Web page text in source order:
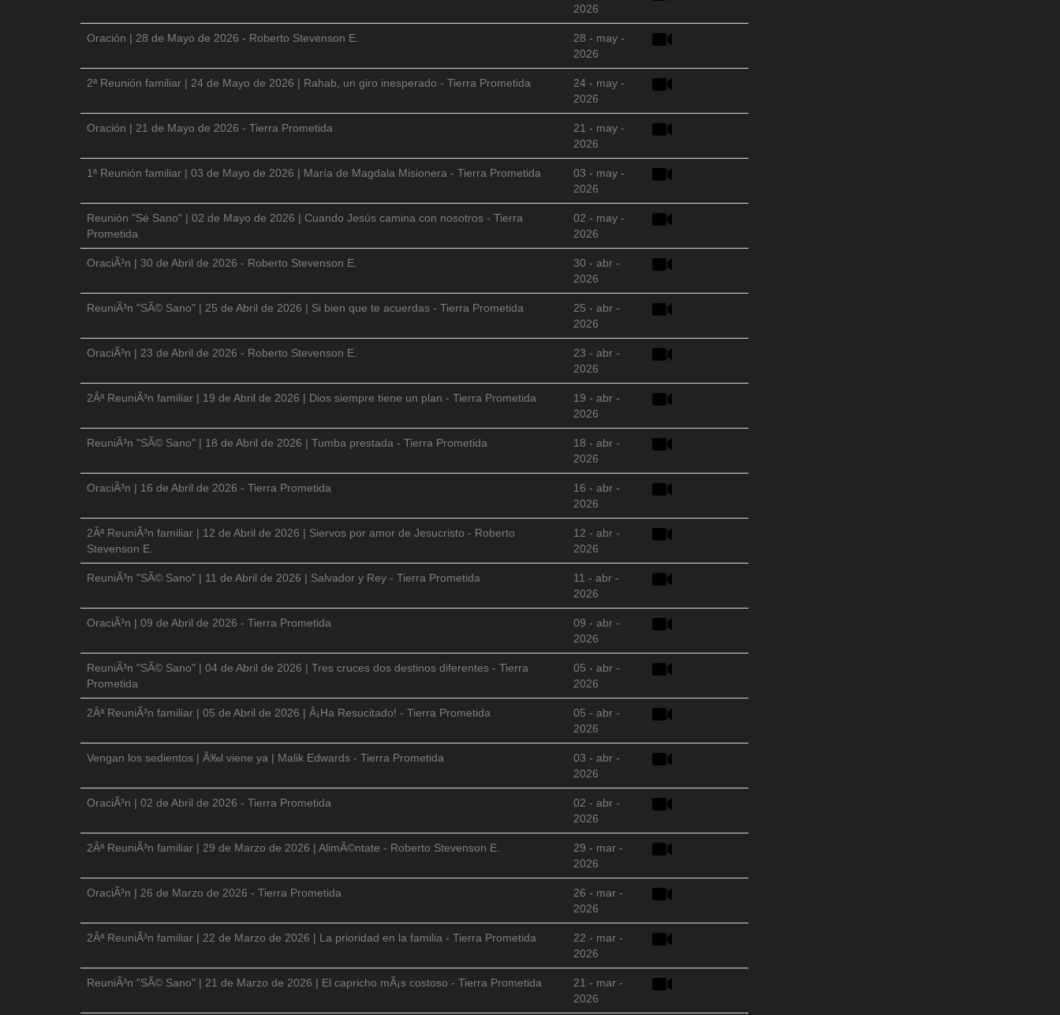
2026
Oración | 28 de Mayo de 2026 - Roberto Stevenson E.
28 - may -
2026
2ª Reunión familiar | 24 de Mayo de 2026 | Rahab, un giro inesperado - Tierra Prometida
24 - may -
2026
Oración | 21 de Mayo de 2026 - Tierra Prometida
21 - may -
2026
1ª Reunión familiar | 03 de Mayo de 2026 | María de Magdala Misionera - Tierra Prometida
03 - may -
2026
Reunión "Sé Sano" | 02 de Mayo de 2026 | Cuando Jesús camina con nosotros - Tierra
Prometida
02 - may -
2026
OraciÃ³n | 30 de Abril de 2026 - Roberto Stevenson E.
30 - abr -
2026
ReuniÃ³n "SÃ© Sano" | 25 de Abril de 2026 | Si bien que te acuerdas - Tierra Prometida
25 - abr -
2026
OraciÃ³n | 23 de Abril de 2026 - Roberto Stevenson E.
23 - abr -
2026
2Âª ReuniÃ³n familiar | 19 de Abril de 2026 | Dios siempre tiene un plan - Tierra Prometida
19 - abr -
2026
ReuniÃ³n "SÃ© Sano" | 18 de Abril de 2026 | Tumba prestada - Tierra Prometida
18 - abr -
2026
OraciÃ³n | 16 de Abril de 2026 - Tierra Prometida
16 - abr -
2026
2Âª ReuniÃ³n familiar | 12 de Abril de 2026 | Siervos por amor de Jesucristo - Roberto
Stevenson E.
12 - abr -
2026
ReuniÃ³n "SÃ© Sano" | 11 de Abril de 2026 | Salvador y Rey - Tierra Prometida
11 - abr -
2026
OraciÃ³n | 09 de Abril de 2026 - Tierra Prometida
09 - abr -
2026
ReuniÃ³n "SÃ© Sano" | 04 de Abril de 2026 | Tres cruces dos destinos diferentes - Tierra
Prometida
05 - abr -
2026
2Âª ReuniÃ³n familiar | 05 de Abril de 2026 | Â¡Ha Resucitado! - Tierra Prometida
05 - abr -
2026
Vengan los sedientos | Ã‰l viene ya | Malik Edwards - Tierra Prometida
03 - abr -
2026
OraciÃ³n | 02 de Abril de 2026 - Tierra Prometida
02 - abr -
2026
2Âª ReuniÃ³n familiar | 29 de Marzo de 2026 | AlimÃ©ntate - Roberto Stevenson E.
29 - mar -
2026
OraciÃ³n | 26 de Marzo de 2026 - Tierra Prometida
26 - mar -
2026
2Âª ReuniÃ³n familiar | 22 de Marzo de 2026 | La prioridad en la familia - Tierra Prometida
22 - mar -
2026
ReuniÃ³n "SÃ© Sano" | 21 de Marzo de 2026 | El capricho mÃ¡s costoso - Tierra Prometida
21 - mar -
2026